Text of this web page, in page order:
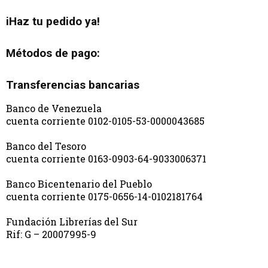
iHaz tu pedido ya!
Métodos de pago:
Transferencias bancarias
Banco de Venezuela
cuenta corriente 0102-0105-53-0000043685
Banco del Tesoro
cuenta corriente 0163-0903-64-9033006371
Banco Bicentenario del Pueblo
cuenta corriente 0175-0656-14-0102181764
Fundación Librerías del Sur
Rif: G – 20007995-9